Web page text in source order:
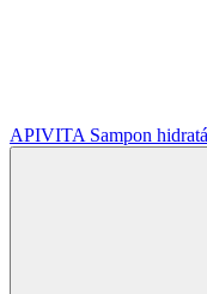
APIVITA Sampon